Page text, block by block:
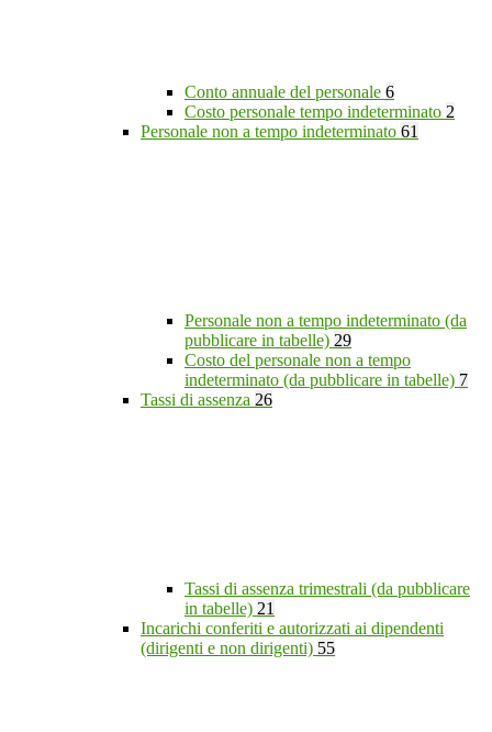
Conto annuale del personale 6
Costo personale tempo indeterminato 2
Personale non a tempo indeterminato 61
Personale non a tempo indeterminato (da
pubblicare in tabelle) 29
Costo del personale non a tempo
indeterminato (da pubblicare in tabelle) 7
Tassi di assenza 26
Tassi di assenza trimestrali (da pubblicare
in tabelle) 21
Incarichi conferiti e autorizzati ai dipendenti
(dirigenti e non dirigenti) 55